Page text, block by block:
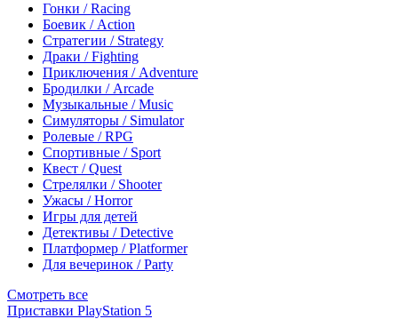
Гонки / Racing
Боевик / Action
Стратегии / Strategy
Драки / Fighting
Приключения / Adventure
Бродилки / Arcade
Музыкальные / Music
Симуляторы / Simulator
Ролевые / RPG
Спортивные / Sport
Квест / Quest
Стрелялки / Shooter
Ужасы / Horror
Игры для детей
Детективы / Detective
Платформер / Platformer
Для вечеринок / Party
Смотреть все
Приставки PlayStation 5